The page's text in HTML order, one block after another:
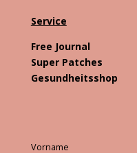
Service
Free Journal
Super Patches
Gesundheitsshop
Vorname